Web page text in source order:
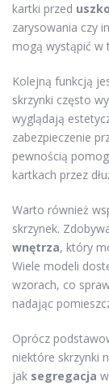
kartki przed
zarysowania czy
mogą wystąpić w
Kolejną funkcją
skrzynki często
wyglądają
zabezpieczenie
pewnością
kartkach przez
Warto również
skrzynek.
wnętrza, który
Wiele modeli
wzorach, co
nadając
Oprócz
niektóre skrzynki
jak segregacja